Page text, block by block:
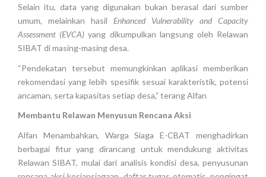
Selain itu, data yang digunakan bukan berasal dari sumber
umum, melainkan hasil Enhanced Vulnerability and Capacity
Assessment (EVCA) yang dikumpulkan langsung oleh Relawan
SIBAT di masing-masing desa.
“Pendekatan tersebut memungkinkan aplikasi memberikan
rekomendasi yang lebih spesifik sesuai karakteristik, potensi
ancaman, serta kapasitas setiap desa,” terang Alfan
Membantu Relawan Menyusun Rencana Aksi
Alfan Menambahkan, Warga Siaga E-CBAT menghadirkan
berbagai fitur yang dirancang untuk mendukung aktivitas
Relawan SIBAT, mulai dari analisis kondisi desa, penyusunan